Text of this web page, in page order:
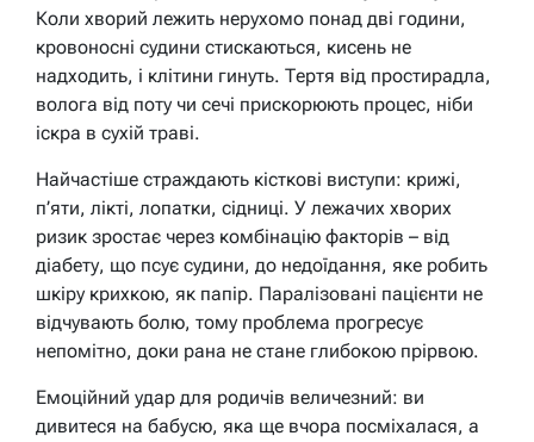
Коли хворий лежить нерухомо понад дві години,
кровоносні судини стискаються, кисень не
надходить, і клітини гинуть. Тертя від простирадла,
волога від поту чи сечі прискорюють процес, ніби
іскра в сухій траві.
Найчастіше страждають кісткові виступи: крижі,
п’яти, лікті, лопатки, сідниці. У лежачих хворих
ризик зростає через комбінацію факторів – від
діабету, що псує судини, до недоїдання, яке робить
шкіру крихкою, як папір. Паралізовані пацієнти не
відчувають болю, тому проблема прогресує
непомітно, доки рана не стане глибокою прірвою.
Емоційний удар для родичів величезний: ви
дивитеся на бабусю, яка ще вчора посміхалася, а